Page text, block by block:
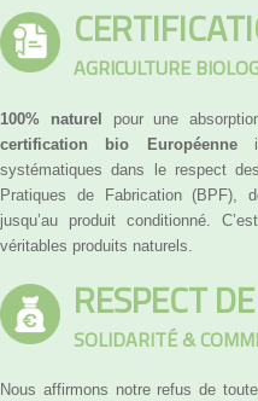
AGRICULTURE
100% naturel pour une
certification bio Européenne
systématiques dans le respect
Pratiques de Fabrication (BPF),
jusqu’au produit conditionné.
véritables produits naturels.
RESPECT
SOLIDARITÉ &
Nous affirmons notre refus de